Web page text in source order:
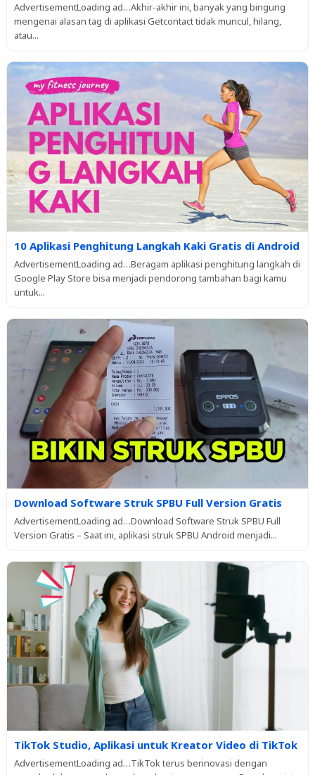
AdvertisementLoading ad…Akhir-akhir ini, banyak yang bingung
mengenai alasan tag di aplikasi Getcontact tidak muncul, hilang,
atau...
10 Aplikasi Penghitung Langkah Kaki Gratis di Android
AdvertisementLoading ad…Beragam aplikasi penghitung langkah di
Google Play Store bisa menjadi pendorong tambahan bagi kamu
untuk...
Download Software Struk SPBU Full Version Gratis
AdvertisementLoading ad…Download Software Struk SPBU Full
Version Gratis – Saat ini, aplikasi struk SPBU Android menjadi...
TikTok Studio, Aplikasi untuk Kreator Video di TikTok
AdvertisementLoading ad…TikTok terus berinovasi dengan